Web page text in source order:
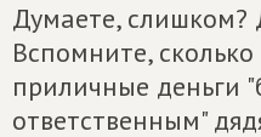
Думаете,
Вспомните,
приличные деньги
ответственным"